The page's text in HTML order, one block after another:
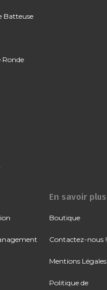
Batteuse
Ronde
En savoir plus
Boutique
Contactez-nous !
Mentions Légales
Politique de